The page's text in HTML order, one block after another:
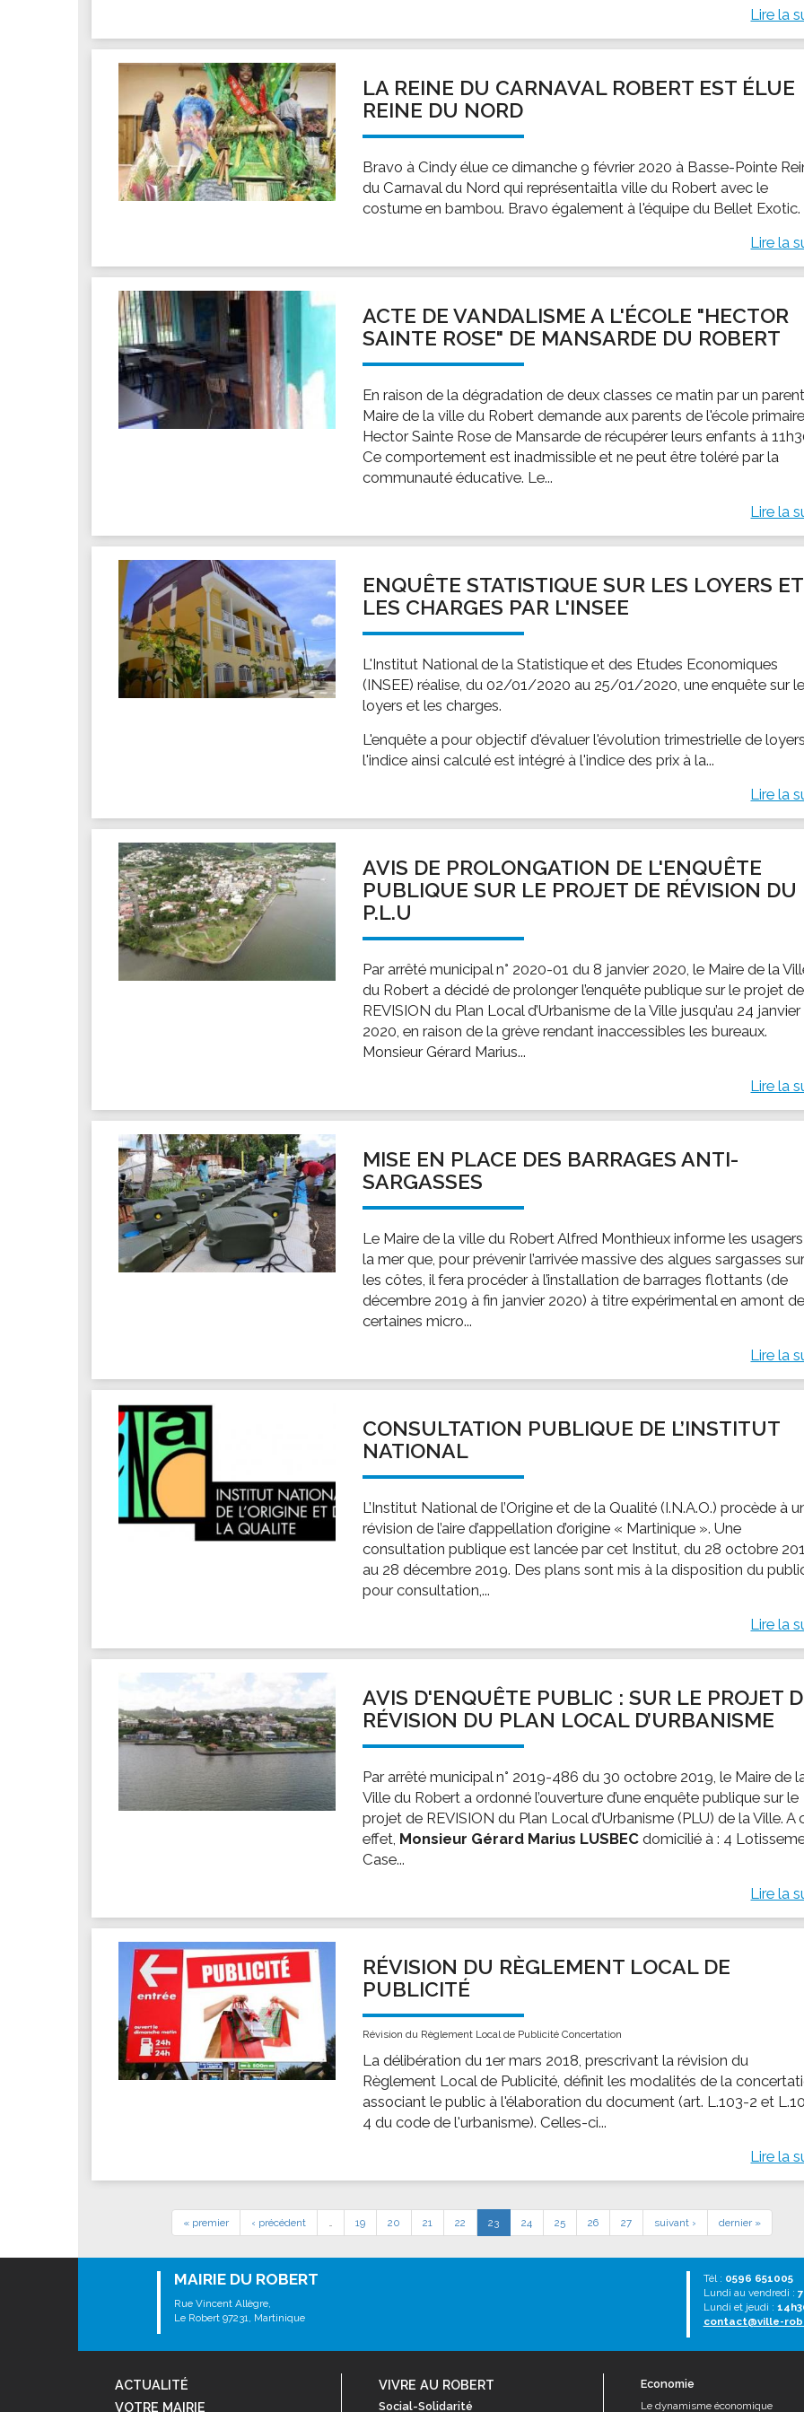
Faire une demande de subvention
Les activités des associations
VIE PRATIQUE
Les espaces numériques
Infos baignade
Infos sargasse
Les marchés
Le funéraire
Numéros d'urgence
SANTÉ
Annuaire santé
Lire la
LA REINE DU CARNAVAL ROBERT EST ÉLUE
REINE DU NORD
Bravo à Cindy élue ce dimanche 9 février 2020 à Basse-Pointe
du Carnaval du Nord qui représentaitla ville du Robert avec le
costume en bambou. Bravo également à l'équipe du Bellet Exotic.
Lire la
ACTE DE VANDALISME A L'ÉCOLE "HECTOR
SAINTE ROSE" DE MANSARDE DU ROBERT
En raison de la dégradation de deux classes ce matin par un
Maire de la ville du Robert demande aux parents de l'école primaire
Hector Sainte Rose de Mansarde de récupérer leurs enfants à
Ce comportement est inadmissible et ne peut être toléré par la
communauté éducative. Le...
Lire la
ENQUÊTE STATISTIQUE SUR LES LOYERS ET
LES CHARGES PAR L'INSEE
L'Institut National de la Statistique et des Etudes Economiques
(INSEE) réalise, du 02/01/2020 au 25/01/2020, une enquête sur
loyers et les charges.
L'enquête a pour objectif d'évaluer l'évolution trimestrielle de
l'indice ainsi calculé est intégré à l'indice des prix à la...
Lire la
AVIS DE PROLONGATION DE L'ENQUÊTE
PUBLIQUE SUR LE PROJET DE RÉVISION DU
P.L.U
Par arrêté municipal n° 2020-01 du 8 janvier 2020, le Maire de la
du Robert a décidé de prolonger l’enquête publique sur le projet de
REVISION du Plan Local d’Urbanisme de la Ville jusqu’au 24 janvier
2020, en raison de la grève rendant inaccessibles les bureaux.
Monsieur Gérard Marius...
Lire la
MISE EN PLACE DES BARRAGES ANTI-
SARGASSES
Le Maire de la ville du Robert Alfred Monthieux informe les
la mer que, pour prévenir l’arrivée massive des algues sargasses
les côtes, il fera procéder à l’installation de barrages flottants (de
décembre 2019 à fin janvier 2020) à titre expérimental en amont de
certaines micro...
Lire la
CONSULTATION PUBLIQUE DE L’INSTITUT
NATIONAL
L’Institut National de l’Origine et de la Qualité (I.N.A.O.) procède à
révision de l’aire d’appellation d’origine « Martinique ». Une
consultation publique est lancée par cet Institut, du 28 octobre
au 28 décembre 2019. Des plans sont mis à la disposition du
pour consultation,...
Lire la
AVIS D'ENQUÊTE PUBLIC : SUR LE PROJET
RÉVISION DU PLAN LOCAL D’URBANISME
Par arrêté municipal n° 2019-486 du 30 octobre 2019, le Maire de
Ville du Robert a ordonné l’ouverture d’une enquête publique sur le
projet de REVISION du Plan Local d’Urbanisme (PLU) de la Ville. A
effet, Monsieur Gérard Marius LUSBEC domicilié à : 4
Case...
Lire la
RÉVISION DU RÈGLEMENT LOCAL DE
PUBLICITÉ
Révision du Règlement Local de Publicité Concertation
La délibération du 1er mars 2018, prescrivant la révision du
Règlement Local de Publicité, définit les modalités de la
associant le public à l'élaboration du document (art. L.103-2 et
4 du code de l'urbanisme). Celles-ci...
Lire la
« premier ‹ précédent 19 20 21 22 23 24 25 26 27 suivant › dernier »
MAIRIE DU ROBERT
Rue Vincent Allègre,
Le Robert 97231, Martinique
Tél : 0596 651005
Lundi au vendredi :
Lundi et jeudi :
contact@ville-
ACTUALITÉ
VOTRE MAIRIE
VIVRE AU ROBERT
Social-Solidarité
Economie
Le dynamisme économique